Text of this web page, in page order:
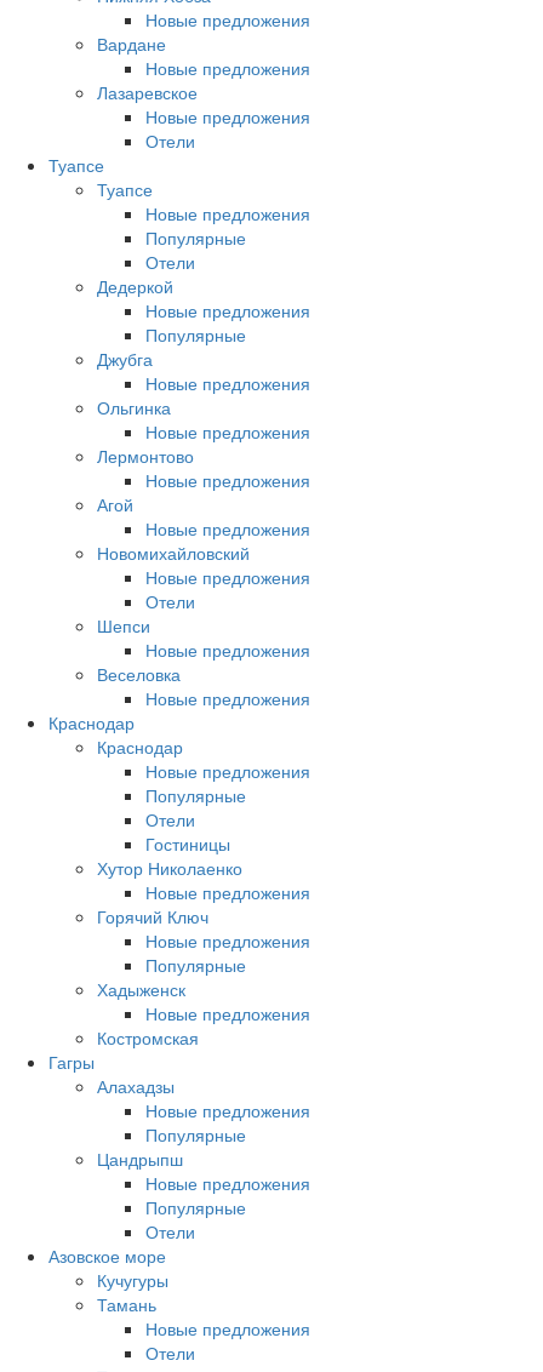
Новые предложения
Вардане
Новые предложения
Лазаревское
Новые предложения
Отели
Туапсе
Туапсе
Новые предложения
Популярные
Отели
Дедеркой
Новые предложения
Популярные
Джубга
Новые предложения
Ольгинка
Новые предложения
Лермонтово
Новые предложения
Агой
Новые предложения
Новомихайловский
Новые предложения
Отели
Шепси
Новые предложения
Веселовка
Новые предложения
Краснодар
Краснодар
Новые предложения
Популярные
Отели
Гостиницы
Хутор Николаенко
Новые предложения
Горячий Ключ
Новые предложения
Популярные
Хадыженск
Новые предложения
Костромская
Гагры
Алахадзы
Новые предложения
Популярные
Цандрыпш
Новые предложения
Популярные
Отели
Азовское море
Кучугуры
Тамань
Новые предложения
Отели